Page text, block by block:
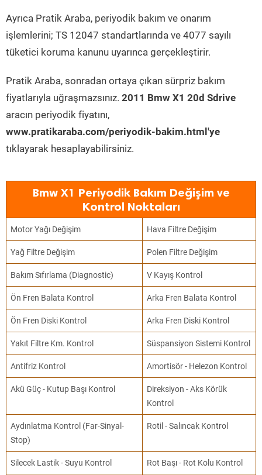
Ayrıca Pratik Araba, periyodik bakım ve onarım
işlemlerini; TS 12047 standartlarında ve 4077 sayılı
tüketici koruma kanunu uyarınca gerçekleştirir.
Pratik Araba, sonradan ortaya çıkan sürpriz bakım
fiyatlarıyla uğraşmazsınız. 2011 Bmw X1 20d Sdrive
aracın periyodik fiyatını,
www.pratikaraba.com/periyodik-bakim.html'ye
tıklayarak hesaplayabilirsiniz.
Bmw X1 Periyodik Bakım Değişim ve
Kontrol Noktaları
Motor Yağı Değişim Hava Filtre Değişim
Yağ Filtre Değişim Polen Filtre Değişim
Bakım Sıfırlama (Diagnostic) V Kayış Kontrol
Ön Fren Balata Kontrol Arka Fren Balata Kontrol
Ön Fren Diski Kontrol Arka Fren Diski Kontrol
Yakıt Filtre Km. Kontrol Süspansiyon Sistemi Kontrol
Antifriz Kontrol Amortisör - Helezon Kontrol
Akü Güç - Kutup Başı Kontrol
Direksiyon - Aks Körük
Kontrol
Aydınlatma Kontrol (Far-Sinyal-
Stop)
Rotil - Salıncak Kontrol
Silecek Lastik - Suyu Kontrol Rot Başı - Rot Kolu Kontrol